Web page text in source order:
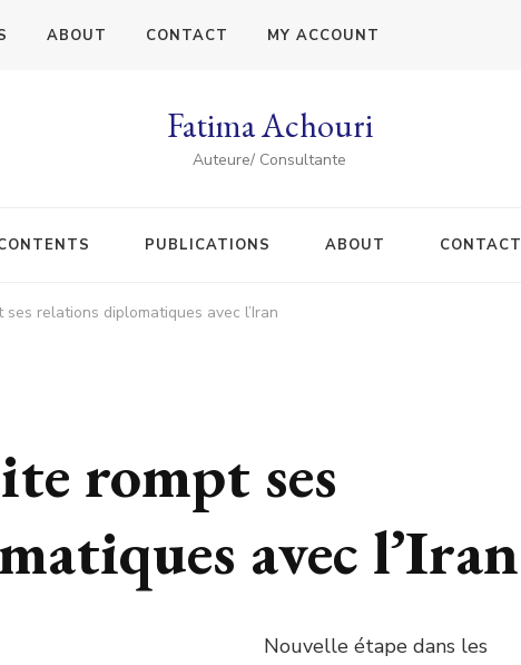
ABOUT CONTACT MY ACCOUNT
Fatima Achouri
Auteure/ Consultante
PUBLICATIONS ABOUT CONTACT
ses relations diplomatiques avec l’Iran
rompt ses
avec l’Iran
Nouvelle étape dans les